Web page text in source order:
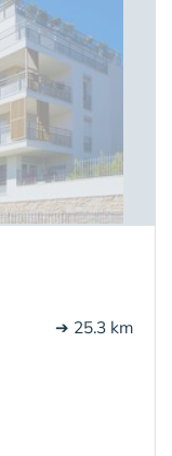
➔ 25.3 km